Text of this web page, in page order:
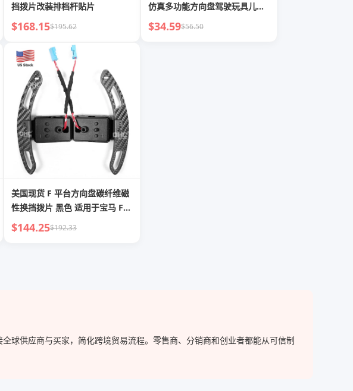
挡拨片改装排档杆贴片
$168.15$195.62
仿真多功能方向盘驾驶玩具儿童
益智
$34.59$56.50
美国现货 F 平台方向盘碳纤维磁
性换挡拨片 黑色 适用于宝马 F30
F80 M4 F82 F32 F36 F22 F90
F10 F11 F07
$144.25$192.33
球供应商与买家，简化跨境贸易流程。零售商、分销商和创业者都能从可信制